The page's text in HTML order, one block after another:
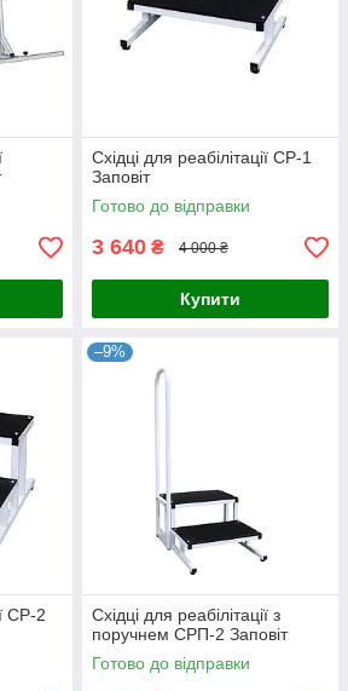
Східці для реабілітації СР-1
Заповіт
Готово до відправки
3 640 ₴ 4 000 ₴
Купити
СР-2
–9%
Східці для реабілітації з
поручнем СРП-2 Заповіт
Готово до відправки